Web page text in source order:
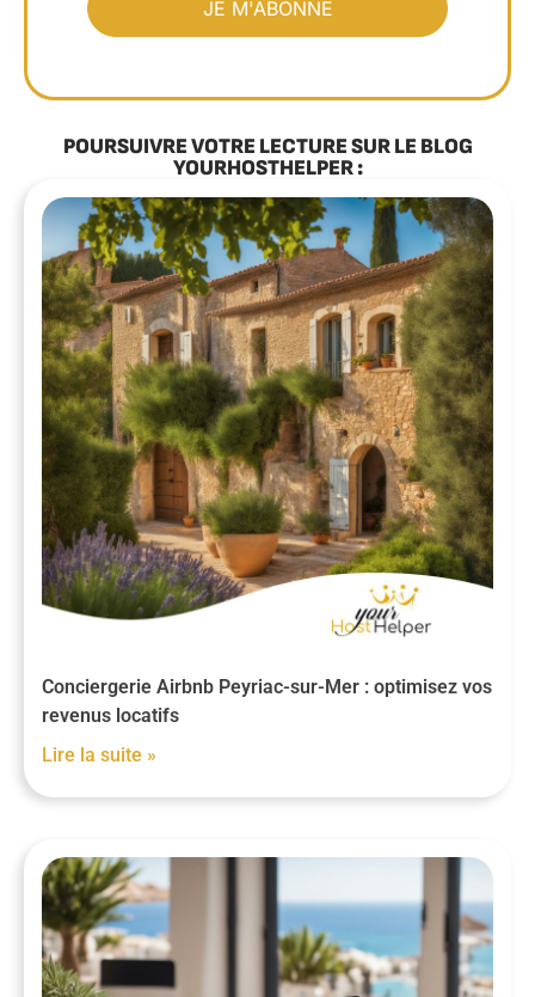
POURSUIVRE VOTRE LECTURE SUR LE BLOG
YOURHOSTHELPER :
Conciergerie Airbnb Peyriac-sur-Mer : optimisez vos
revenus locatifs
Lire la suite »